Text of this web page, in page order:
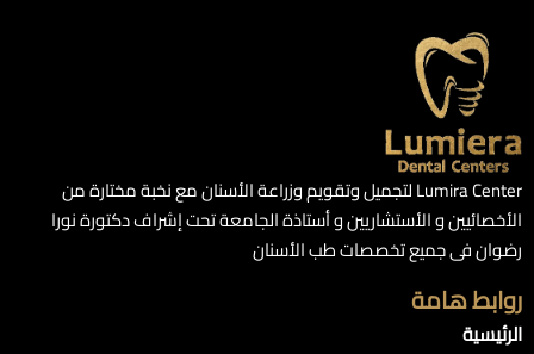
Lumira Center لتجميل وتقويم وزراعة الأسنان مع نخبة مختارة من
الأخصائيين و الأستشاريين و أستاذة الجامعة تحت إشراف دكتورة نورا
رضوان فى جميع تخصصات طب الأسنان
روابط هامة
الرئيسية